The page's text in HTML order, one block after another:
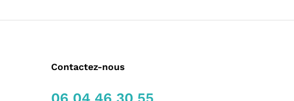
Contactez-nous